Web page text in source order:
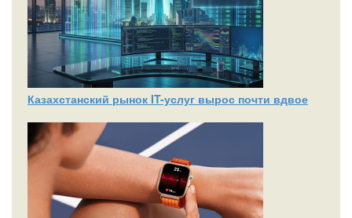
Казахстанский рынок IT-услуг вырос почти вдвое